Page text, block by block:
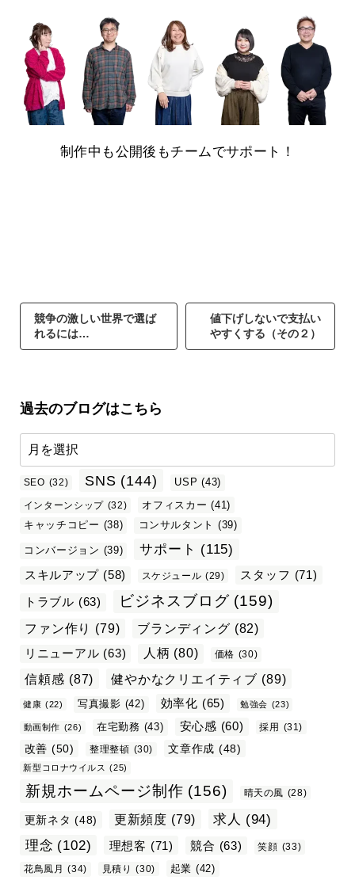
制作中も公開後もチームでサポート！
競争の激しい世界で選ば
れるには…
値下げしないで支払い
やすくする（その２）
過去のブログはこちら
SEO (32) SNS (144) USP (43)
インターンシップ (32) オフィスカー (41)
キャッチコピー (38) コンサルタント (39)
コンバージョン (39) サポート (115)
スキルアップ (58) スケジュール (29) スタッフ (71)
トラブル (63) ビジネスブログ (159)
ファン作り (79) ブランディング (82)
リニューアル (63) 人柄 (80) 価格 (30)
信頼感 (87) 健やかなクリエイティブ (89)
健康 (22) 写真撮影 (42) 効率化 (65) 勉強会 (23)
動画制作 (26) 在宅勤務 (43) 安心感 (60) 採用 (31)
改善 (50) 整理整頓 (30) 文章作成 (48)
新型コロナウイルス (25)
新規ホームページ制作 (156) 晴天の風 (28)
更新ネタ (48) 更新頻度 (79) 求人 (94)
理念 (102) 理想客 (71) 競合 (63) 笑顔 (33)
花鳥風月 (34) 見積り (30) 起業 (42)